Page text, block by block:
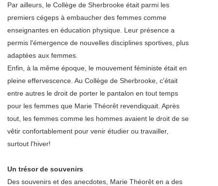
Par ailleurs, le Collège de Sherbrooke était parmi les
premiers cégeps à embaucher des femmes comme
enseignantes en éducation physique. Leur présence a
permis l'émergence de nouvelles disciplines sportives, plus
adaptées aux femmes.
Enfin, à la même époque, le mouvement féministe était en
pleine effervescence. Au Collège de Sherbrooke, c'était
entre autres le droit de porter le pantalon en tout temps
pour les femmes que Marie Théorêt revendiquait. Après
tout, les femmes comme les hommes avaient le droit de se
vêtir confortablement pour venir étudier ou travailler,
surtout l'hiver!
Un trésor de souvenirs
Des souvenirs et des anecdotes, Marie Théorêt en a des